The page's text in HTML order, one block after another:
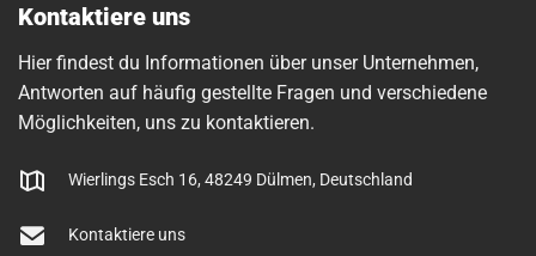
Kontaktiere uns
Hier findest du Informationen über unser Unternehmen,
Antworten auf häufig gestellte Fragen und verschiedene
Möglichkeiten, uns zu kontaktieren.
Wierlings Esch 16, 48249 Dülmen, Deutschland
Kontaktiere uns